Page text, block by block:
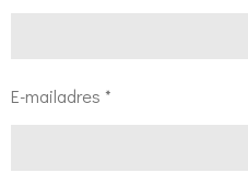
E-mailadres *